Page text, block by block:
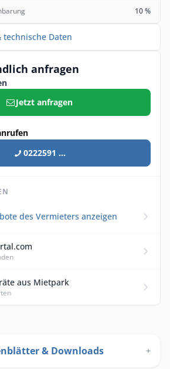
10 %
technische Daten
anfragen
Jetzt anfragen
0222591 ...
des Vermieters anzeigen
aus Mietpark
& Downloads +